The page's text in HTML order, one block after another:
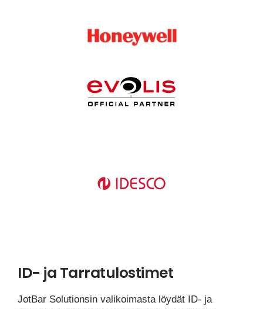
ID- ja Tarratulostimet
JotBar Solutionsin valikoimasta löydät ID- ja